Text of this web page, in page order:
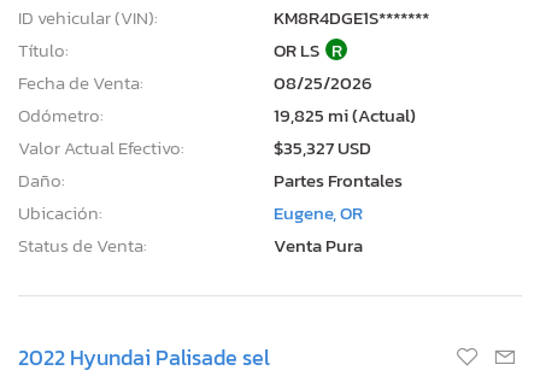
ID vehicular (VIN):
KM8R4DGE1S*******
Título:
OR LS R
Fecha de Venta:
08/25/2026
Odómetro:
19,825 mi (Actual)
Valor Actual Efectivo:
$35,327 USD
Daño:
Partes Frontales
Ubicación:
Eugene, OR
Status de Venta:
Venta Pura
2022 Hyundai Palisade sel